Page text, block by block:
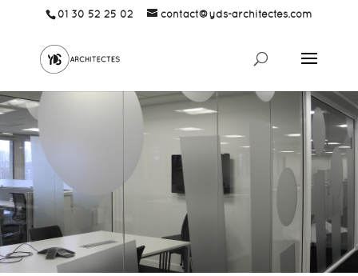
01 30 52 25 02 contact@yds-architectes.com